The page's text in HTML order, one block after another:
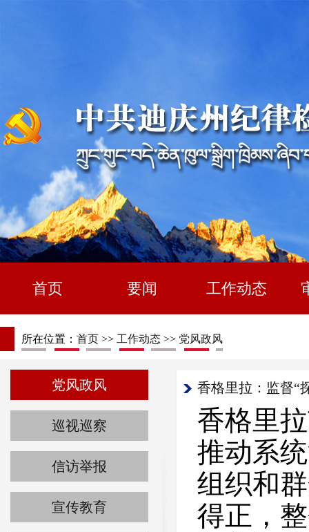
首页 要闻 工作动态
所在位置： 首页 >> 工作动态 >> 党风政风
党风政风
巡视巡察
信访举报
宣传教育
香格里拉：监督“
香格里
推动系
组织和
得正，